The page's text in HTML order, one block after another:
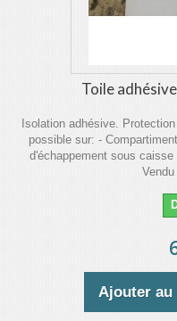
Toile
Isolation adhésive.
possible sur: -
d'échappement sous
Ajouter au